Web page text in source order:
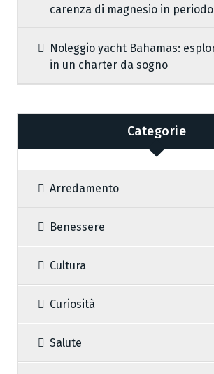
carenza di magnesio in
Noleggio yacht Bahamas:
in un charter da sogno
Categorie
Arredamento
Benessere
Cultura
Curiosità
Salute